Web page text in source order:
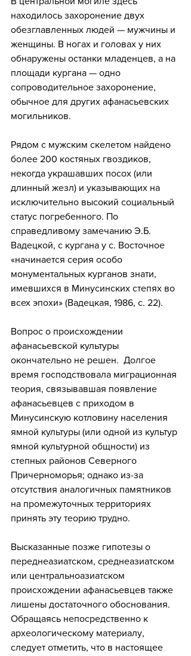
находилось захоронение двух
обезглавленных людей — мужчины и
женщины. В ногах и головах у них
обнаружены останки младенцев, а на
площади кургана — одно
сопроводительное захоронение,
обычное для других афанасьевских
могильников.
Рядом с мужским скелетом найдено
более 200 костяных гвоздиков,
некогда украшавших посох (или
длинный жезл) и указывающих на
исключительно высокий социальный
статус погребенного. По
справедливому замечанию Э.Б.
Вадецкой, с кургана у с. Восточное
«начинается серия особо
монументальных курганов знати,
имевшихся в Минусинских степях во
всех эпохи» (Вадецкая, 1986, с. 22).
Вопрос о происхождении
афанасьевской культуры
окончательно не решен.  Долгое
время господствовала миграционная
теория, связывавшая появление
афанасьевцев с приходом в
Минусинскую котловину населения
ямной культуры (или одной из культур
ямной культурной общности) из
степных районов Северного
Причерноморья; однако из-за
отсутствия аналогичных памятников
на промежуточных территориях
принять эту теорию трудно.
Высказанные позже гипотезы о
переднеазиатском, среднеазиатском
или центральноазиатском
происхождении афанасьевцев также
лишены достаточного обоснования.
Обращаясь непосредственно к
археологическому материалу,
следует отметить, что в настоящее